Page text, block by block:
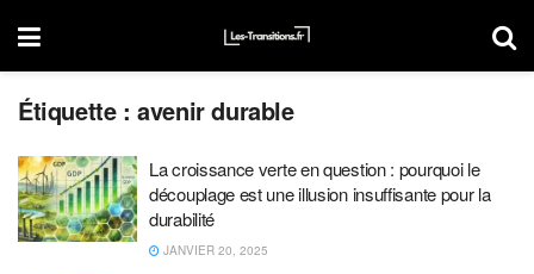
Étiquette :avenir durable
La croissance verte en question : pourquoi le
découplage est une illusion insuffisante pour la
durabilité
JANVIER 20, 2025